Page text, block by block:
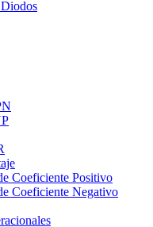
Coeficiente Positivo
Coeficiente Negativo